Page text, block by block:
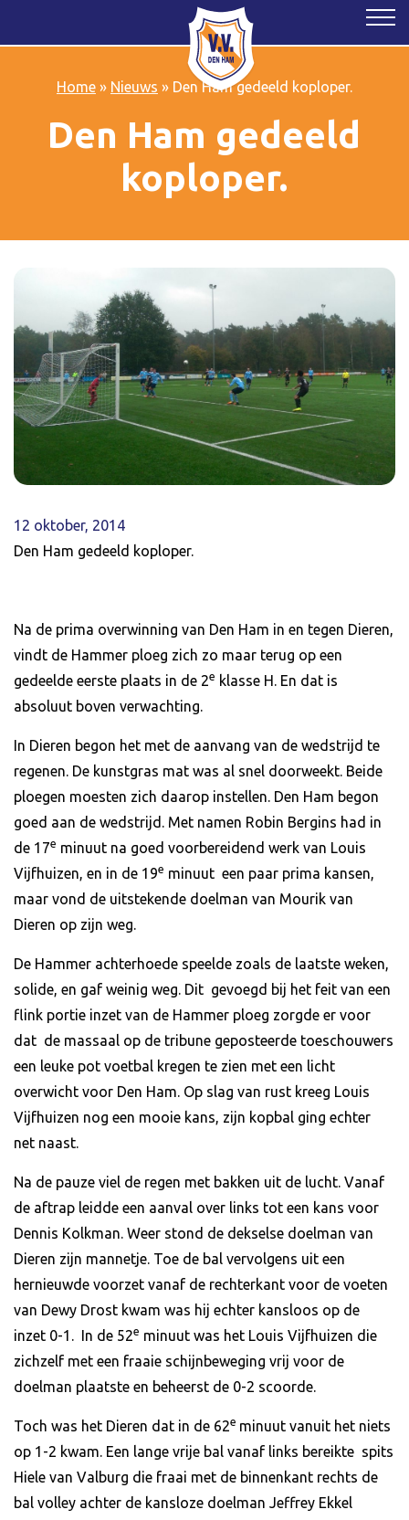
Home» Nieuws » Den Ham gedeeld koploper.
Den Ham gedeeld
koploper.
12 oktober, 2014
Den Ham gedeeld koploper.
Na de prima overwinning van Den Ham in en tegen Dieren,
vindt de Hammer ploeg zich zo maar terug op een
gedeelde eerste plaats in de 2e klasse H. En dat is
absoluut boven verwachting.
In Dieren begon het met de aanvang van de wedstrijd te
regenen. De kunstgras mat was al snel doorweekt. Beide
ploegen moesten zich daarop instellen. Den Ham begon
goed aan de wedstrijd. Met namen Robin Bergins had in
de 17e minuut na goed voorbereidend werk van Louis
Vijfhuizen, en in de 19e minuut een paar prima kansen,
maar vond de uitstekende doelman van Mourik van
Dieren op zijn weg.
De Hammer achterhoede speelde zoals de laatste weken,
solide, en gaf weinig weg. Dit gevoegd bij het feit van een
flink portie inzet van de Hammer ploeg zorgde er voor
dat de massaal op de tribune geposteerde toeschouwers
een leuke pot voetbal kregen te zien met een licht
overwicht voor Den Ham. Op slag van rust kreeg Louis
Vijfhuizen nog een mooie kans, zijn kopbal ging echter
net naast.
Na de pauze viel de regen met bakken uit de lucht. Vanaf
de aftrap leidde een aanval over links tot een kans voor
Dennis Kolkman. Weer stond de dekselse doelman van
Dieren zijn mannetje. Toe de bal vervolgens uit een
hernieuwde voorzet vanaf de rechterkant voor de voeten
van Dewy Drost kwam was hij echter kansloos op de
inzet 0-1. In de 52e minuut was het Louis Vijfhuizen die
zichzelf met een fraaie schijnbeweging vrij voor de
doelman plaatste en beheerst de 0-2 scoorde.
Toch was het Dieren dat in de 62e minuut vanuit het niets
op 1-2 kwam. Een lange vrije bal vanaf links bereikte spits
Hiele van Valburg die fraai met de binnenkant rechts de
bal volley achter de kansloze doelman Jeffrey Ekkel